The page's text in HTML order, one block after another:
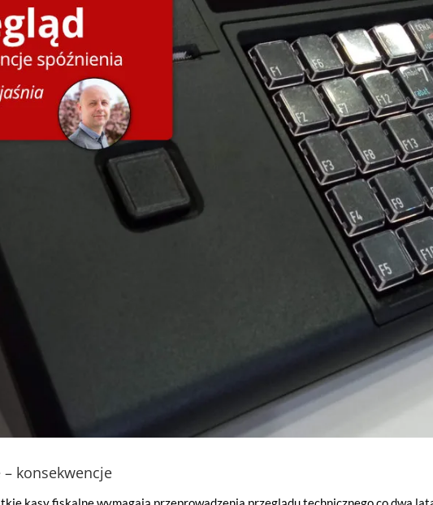
konsekwencje